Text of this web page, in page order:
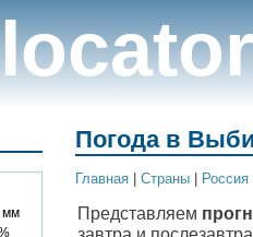
мм
Погода в
Главная Cтраны Россия
Представляем